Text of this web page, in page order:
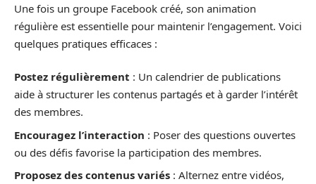
Une fois un groupe Facebook créé, son animation
régulière est essentielle pour maintenir l’engagement. Voici
quelques pratiques efficaces :
Postez régulièrement : Un calendrier de publications
aide à structurer les contenus partagés et à garder l’intérêt
des membres.
Encouragez l’interaction : Poser des questions ouvertes
ou des défis favorise la participation des membres.
Proposez des contenus variés : Alternez entre vidéos,